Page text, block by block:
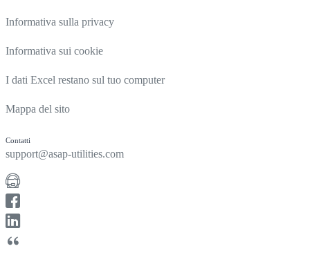
Informativa sulla privacy
Informativa sui cookie
I dati Excel restano sul tuo computer
Mappa del sito
Contatti
support@asap-utilities.com